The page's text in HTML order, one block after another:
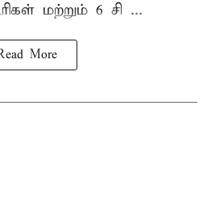
மற்றும் 6 சி ...
More